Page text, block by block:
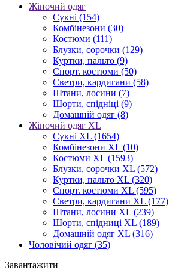
Жіночий одяг
Сукні (154)
Комбінезони (30)
Костюми (111)
Блузки, сорочки (129)
Куртки, пальто (9)
Спорт. костюми (50)
Светри, кардигани (58)
Штани, лосини (7)
Шорти, спідніці (9)
Домашній одяг (8)
Жіночий одяг XL
Cукні XL (1654)
Комбінезони XL (10)
Костюми XL (1593)
Блузки, сорочки XL (572)
Куртки, пальто XL (320)
Спорт. костюми XL (595)
Светри, кардигани XL (177)
Штани, лосини XL (239)
Шорти, спідниці XL (189)
Домашній одяг XL (316)
Чоловічий одяг (35)
Завантажити